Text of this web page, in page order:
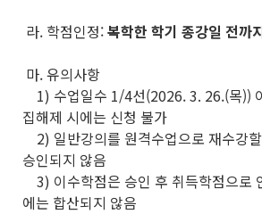
라. 학점인정:복학한 학기 종강일 전까
마. 유의사항
1) 수업일수 1/4선(2026. 3. 26.(목))
집해제 시에는 신청 불가
2) 일반강의를 원격수업으로 재수강
승인되지 않음
3) 이수학점은 승인 후 취득학점으로
에는 합산되지 않음